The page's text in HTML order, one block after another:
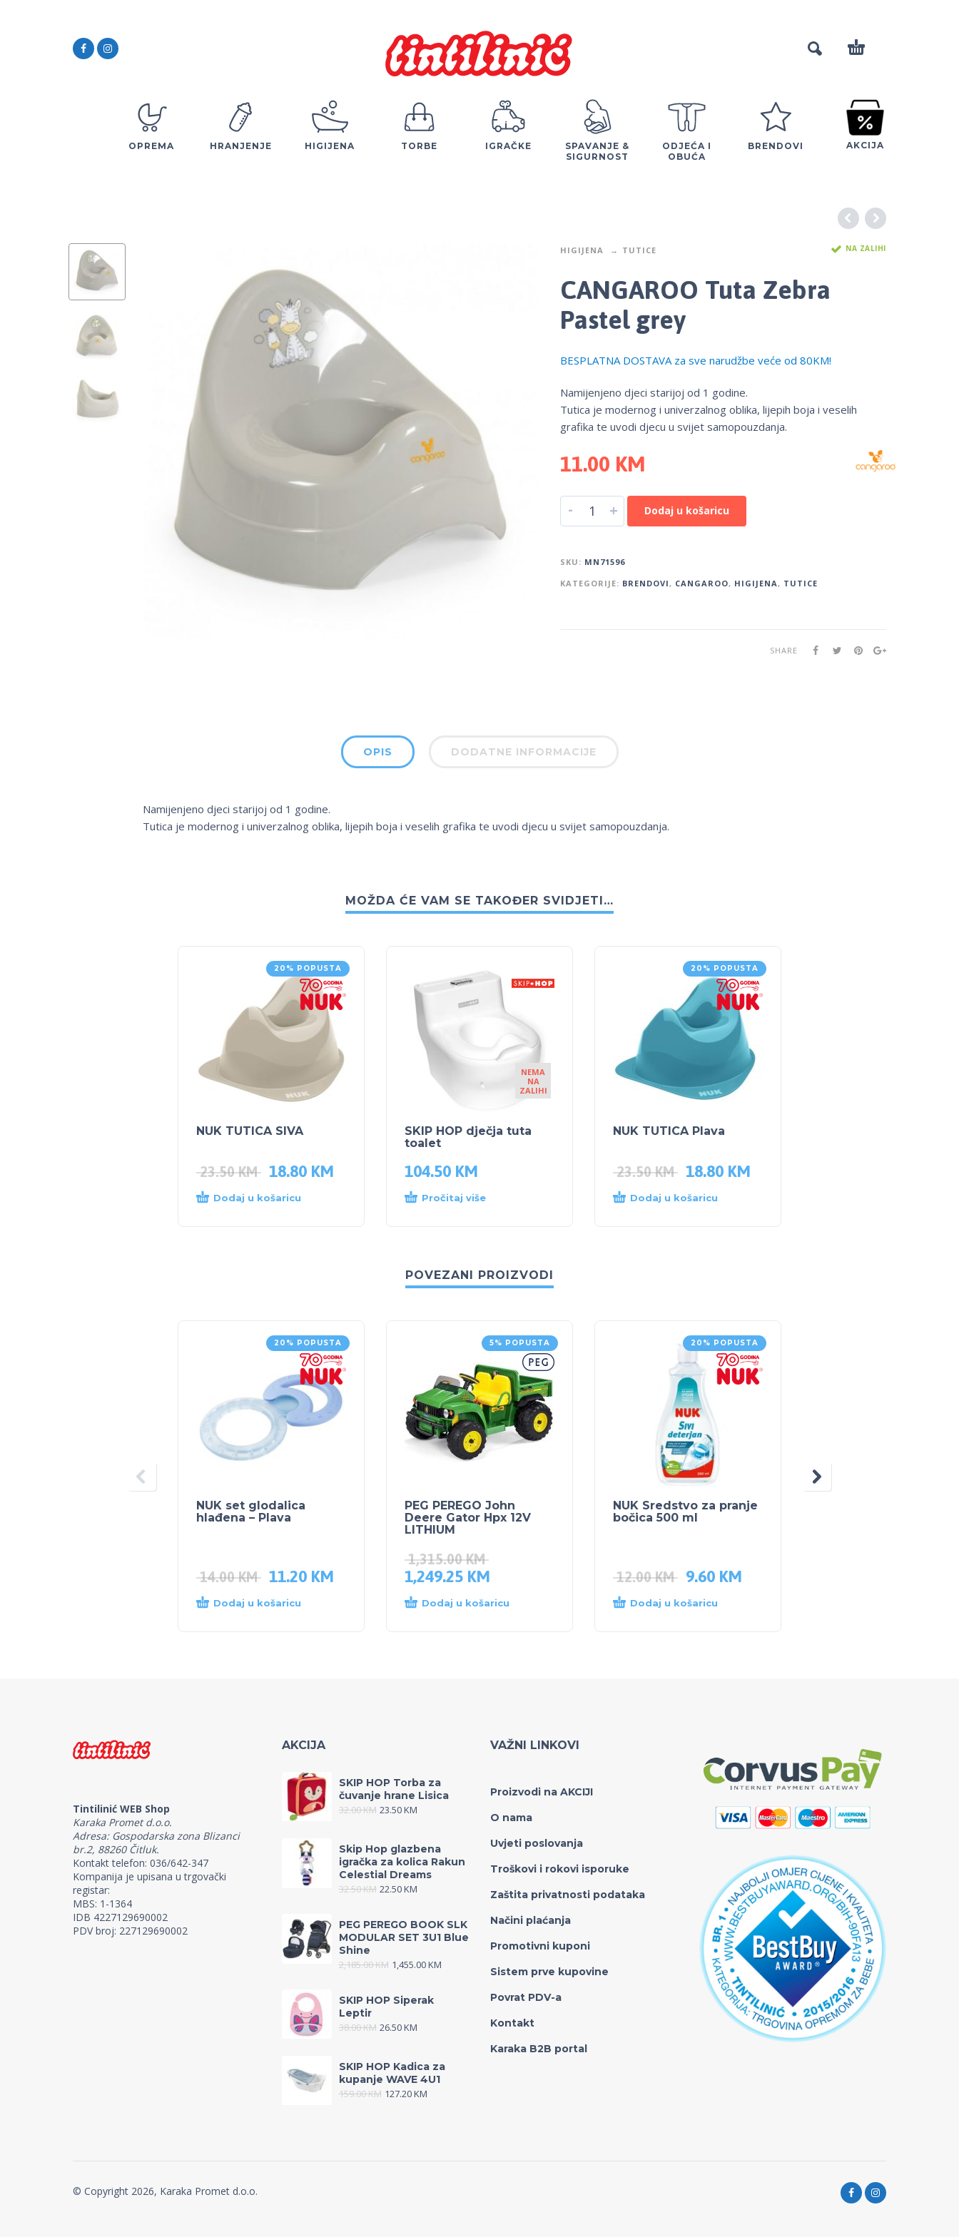
OPREMA HRANJENJE HIGIJENA TORBE IGRAČKE
SPAVANJE &
SIGURNOST
ODJEĆA I
OBUĆA
BRENDOVI AKCIJA
HIGIJENA TUTICE NA ZALIHI
CANGAROO Tuta Zebra
Pastel grey
BESPLATNA DOSTAVA za sve narudžbe veće od 80KM!
Namijenjeno djeci starijoj od 1 godine.
Tutica je modernog i univerzalnog oblika, lijepih boja i veselih
grafika te uvodi djecu u svijet samopouzdanja.
11.00 KM
- + Dodaj u košaricu
SKU: MN71596
KATEGORIJE: BRENDOVI, CANGAROO, HIGIJENA, TUTICE
SHARE
OPIS DODATNE INFORMACIJE
Namijenjeno djeci starijoj od 1 godine.
Tutica je modernog i univerzalnog oblika, lijepih boja i veselih grafika te uvodi djecu u svijet samopouzdanja.
MOŽDA ĆE VAM SE TAKOĐER SVIDJETI…
20% POPUSTA
NUK TUTICA SIVA
23.50KM 18.80 KM
Dodaj u košaricu
NEMA
NA
ZALIHI
SKIP HOP dječja tuta
toalet
104.50 KM
Pročitaj više
20% POPUSTA
NUK TUTICA Plava
23.50KM 18.80 KM
Dodaj u košaricu
POVEZANI PROIZVODI
20% POPUSTA
NUK set glodalica
hlađena – Plava
14.00KM 11.20 KM
Dodaj u košaricu
5% POPUSTA
PEG PEREGO John
Deere Gator Hpx 12V
LITHIUM
1,315.00KM
1,249.25 KM
Dodaj u košaricu
20% POPUSTA
NUK Sredstvo za pranje
bočica 500 ml
12.00KM 9.60 KM
Dodaj u košaricu
Tintilinić WEB Shop
Karaka Promet d.o.o.
Adresa: Gospodarska zona Blizanci
br.2, 88260 Čitluk.
Kontakt telefon: 036/642-347
Kompanija je upisana u trgovački
registar:
MBS: 1-1364
IDB 4227129690002
PDV broj: 227129690002
AKCIJA
SKIP HOP Torba za
čuvanje hrane Lisica
32.00KM 23.50KM
Skip Hop glazbena
igračka za kolica Rakun
Celestial Dreams
32.50KM 22.50KM
PEG PEREGO BOOK SLK
MODULAR SET 3U1 Blue
Shine
2,185.00KM 1,455.00KM
SKIP HOP Siperak
Leptir
38.00KM 26.50KM
SKIP HOP Kadica za
kupanje WAVE 4U1
159.00KM 127.20KM
VAŽNI LINKOVI
Proizvodi na AKCIJI
O nama
Uvjeti poslovanja
Troškovi i rokovi isporuke
Zaštita privatnosti podataka
Načini plaćanja
Promotivni kuponi
Sistem prve kupovine
Povrat PDV-a
Kontakt
Karaka B2B portal
© Copyright 2026, Karaka Promet d.o.o.